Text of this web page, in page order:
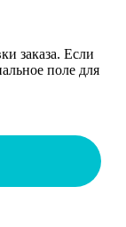
заказа. Если
поле для